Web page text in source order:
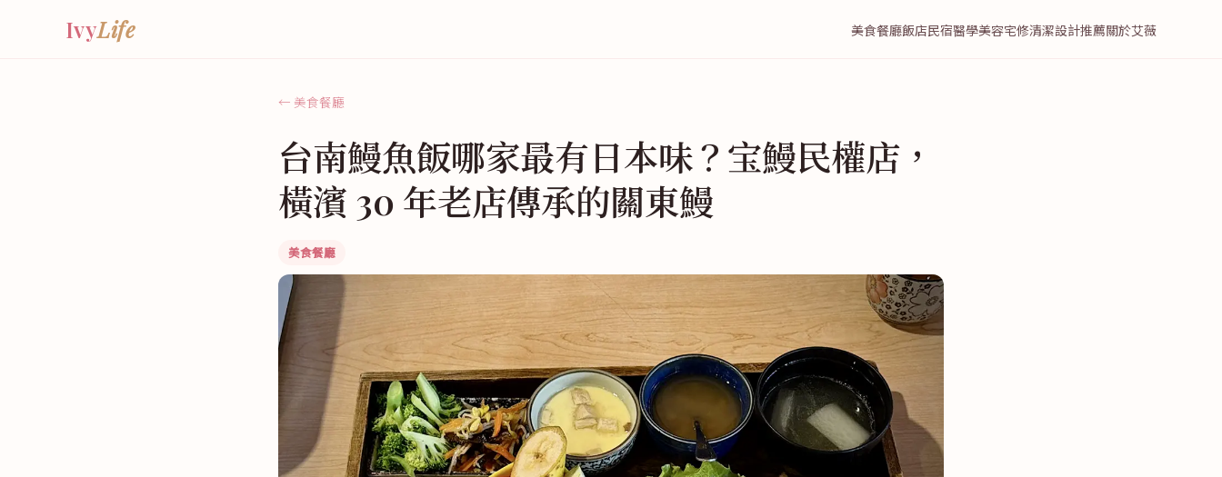
IvyLife 美食餐廳飯店民宿醫學美容宅修清潔設計推薦關於艾薇
← 美食餐廳
台南鰻魚飯哪家最有日本味？宝鰻民權店，
橫濱 30 年老店傳承的關東鰻
美食餐廳